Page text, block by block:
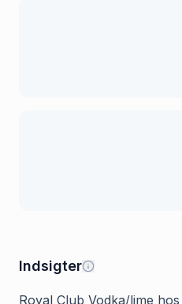
Indsigter
Royal Club Vodka/lime